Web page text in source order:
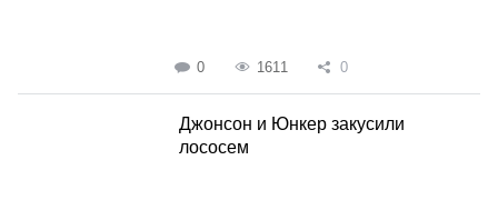
0 1611 0
Джонсон и Юнкер закусили
лососем